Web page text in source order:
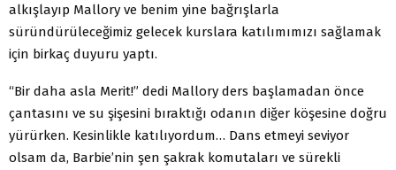
alkışlayıp Mallory ve benim yine bağrışlarla
süründürüleceğimiz gelecek kurslara katılımımızı sağlamak
için birkaç duyuru yaptı.
“Bir daha asla Merit!” dedi Mallory ders başlamadan önce
çantasını ve su şişesini bıraktığı odanın diğer köşesine doğru
yürürken. Kesinlikle katılıyordum… Dans etmeyi seviyor
olsam da, Barbie’nin şen şakrak komutaları ve sürekli